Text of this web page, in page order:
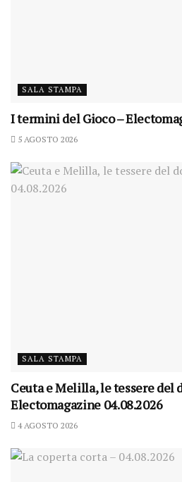
SALA STAMPA
I termini del Gioco –
5 AGOSTO 2026
SALA STAMPA
Ceuta e Melilla, le tessere del
Electomagazine 04.08.2026
4 AGOSTO 2026